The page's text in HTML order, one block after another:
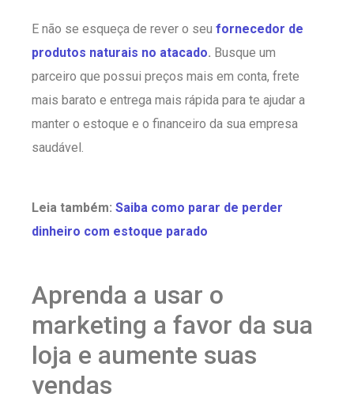
E não se esqueça de rever o seu fornecedor de
produtos naturais no atacado. Busque um
parceiro que possui preços mais em conta, frete
mais barato e entrega mais rápida para te ajudar a
manter o estoque e o financeiro da sua empresa
saudável.
Leia também: Saiba como parar de perder
dinheiro com estoque parado
Aprenda a usar o
marketing a favor da sua
loja e aumente suas
vendas